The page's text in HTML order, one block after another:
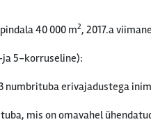
40 000 m2, 2017.a
5-korruseline):
numbrituba erivajadustega
mis on omavahel